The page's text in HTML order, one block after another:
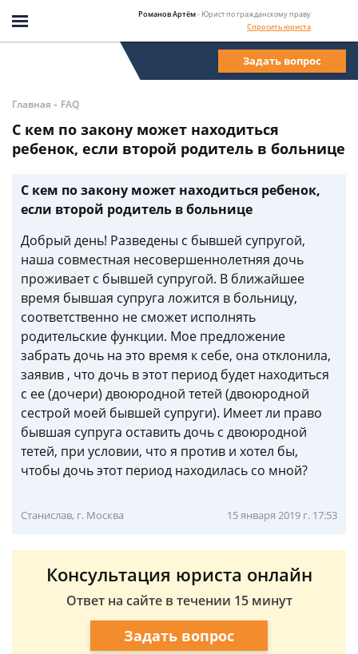
Романов Артём- Юрист по гражданскому праву
Спросить юриста
Задать вопрос
Главная - FAQ
С кем по закону может находиться
ребенок, если второй родитель в больнице
С кем по закону может находиться ребенок,
если второй родитель в больнице
Добрый день! Разведены с бывшей супругой,
наша совместная несовершеннолетняя дочь
проживает с бывшей супругой. В ближайшее
время бывшая супруга ложится в больницу,
соответственно не сможет исполнять
родительские функции. Мое предложение
забрать дочь на это время к себе, она отклонила,
заявив , что дочь в этот период будет находиться
с ее (дочери) двоюродной тетей (двоюродной
сестрой моей бывшей супруги). Имеет ли право
бывшая супруга оставить дочь с двоюродной
тетей, при условии, что я против и хотел бы,
чтобы дочь этот период находилась со мной?
Станислав, г. Москва 15 января 2019 г. 17:53
Консультация юриста онлайн
Ответ на сайте в течении 15 минут
Задать вопрос